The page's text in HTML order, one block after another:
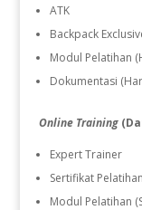
ATK
Backpack
Modul Pelatihan
Dokumentasi
Online Training
Expert Trainer
Sertifikat Pelatihan
Modul Pelatihan